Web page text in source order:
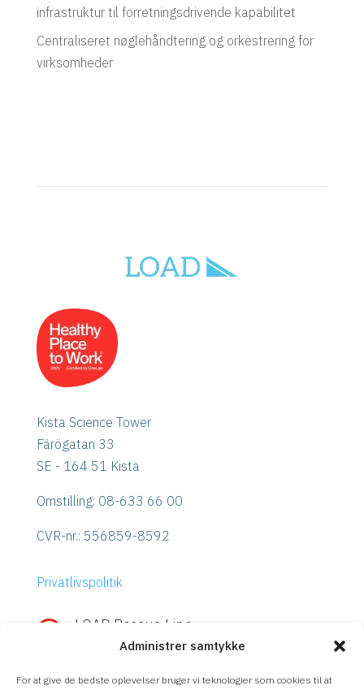
Administrer samtykke
For at give de bedste oplevelser bruger vi teknologier som cookies til at
infrastruktur til forretningsdrivende kapabilitet
Centraliseret nøglehåndtering og orkestrering for
virksomheder
Kista Science Tower
Färögatan 33
SE - 164 51 Kista
Omstilling: 08-633 66 00
CVR-nr.: 556859-8592
Privatlivspolitik
 LOAD Rescue Line
Hurtig hjælp med IBM Power eller